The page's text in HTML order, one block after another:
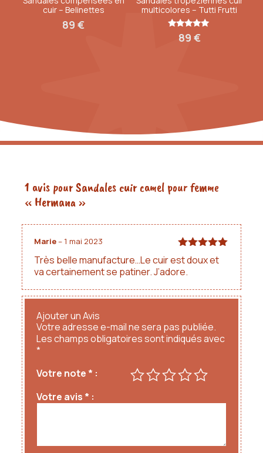
entretien facile de vos chaussures.
cuir – Belinettes
89€
multicolores – Tutti Frutti
Note
5.00
89 €
1 avis pourSandales cuir camel pour femme
« Hermana »
Note
sur
5
Marie–1 mai 2023
Très belle manufacture…Le cuir est doux et
va certainement se patiner. J’adore.
Ajouter un Avis
Votre adresse e-mail ne sera pas publiée.
Les champs obligatoires sont indiqués avec
*
Votre note *
Votre avis *